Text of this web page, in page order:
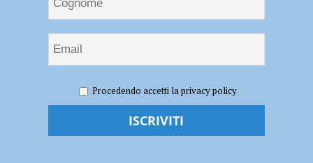
Marconi – Piacenza, biancorossi in terra bolognese per lo scontro
salvezza
Sasso Marconi – Piacenza, biancorossi in
Procedendo accetti la privacy policy